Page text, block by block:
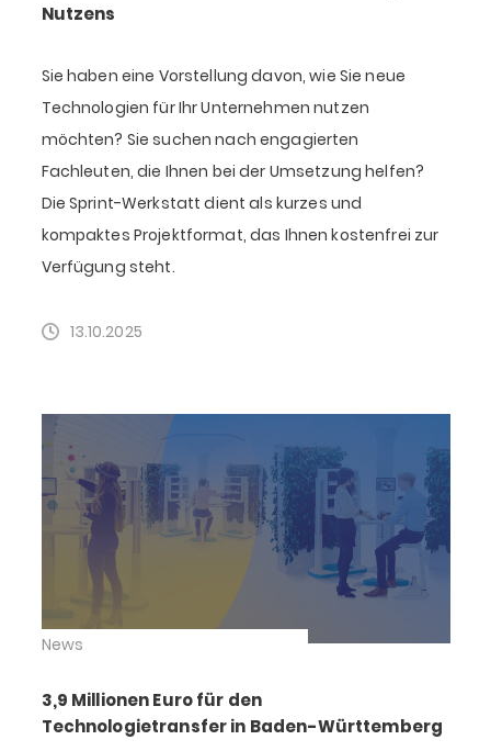
Nutzens
Sie haben eine Vorstellung davon, wie Sie neue
Technologien für Ihr Unternehmen nutzen
möchten? Sie suchen nach engagierten
Fachleuten, die Ihnen bei der Umsetzung helfen?
Die Sprint-Werkstatt dient als kurzes und
kompaktes Projektformat, das Ihnen kostenfrei zur
Verfügung steht.
13.10.2025
News
3,9 Millionen Euro für den
Technologietransfer in Baden-Württemberg